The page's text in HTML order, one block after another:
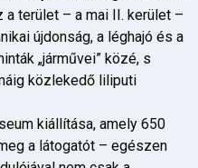
a terület – a mai II. kerület –
újdonság, a léghajó és a
„járművei” közé, s
közlekedő liliputi
kiállítása, amely 650
a látogatót – egészen